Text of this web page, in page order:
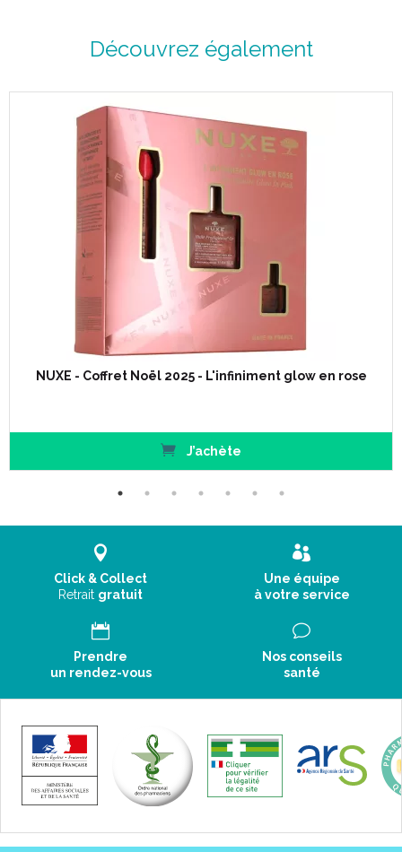
Découvrez également
NUXE - Coffret Noël 2025 - L'infiniment glow en rose
J’achète
Click & Collect
Retrait gratuit
Une équipe
à votre service
Prendre
un rendez-vous
Nos conseils
santé